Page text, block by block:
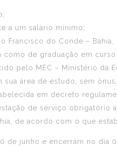
a um salário mínimo;
Francisco do Conde –
de graduação em
pelo MEC – Ministério da
área de estudo, sem
em decreto
de serviço
de acordo com o que
junho e encerram no dia